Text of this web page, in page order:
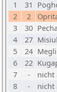
1
31
2
2
3
30
4
27
5
24
6
22
7
- nicht
8
- nicht